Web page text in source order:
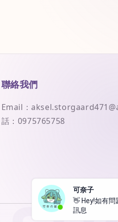
聯絡我們
Email：
話：0975765758